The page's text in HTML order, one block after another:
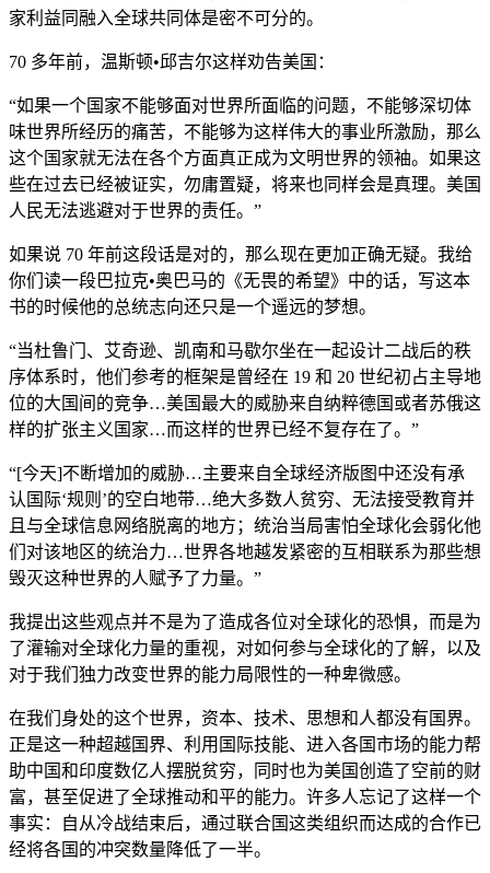
家利益同融入全球共同体是密不可分的。
70 多年前，温斯顿•邱吉尔这样劝告美国：
“如果一个国家不能够面对世界所面临的问题，不能够深切体
味世界所经历的痛苦，不能够为这样伟大的事业所激励，那么
这个国家就无法在各个方面真正成为文明世界的领袖。如果这
些在过去已经被证实，勿庸置疑，将来也同样会是真理。美国
人民无法逃避对于世界的责任。”
如果说 70 年前这段话是对的，那么现在更加正确无疑。我给
你们读一段巴拉克•奥巴马的《无畏的希望》中的话，写这本
书的时候他的总统志向还只是一个遥远的梦想。
“当杜鲁门、艾奇逊、凯南和马歇尔坐在一起设计二战后的秩
序体系时，他们参考的框架是曾经在 19 和 20 世纪初占主导地
位的大国间的竞争…美国最大的威胁来自纳粹德国或者苏俄这
样的扩张主义国家…而这样的世界已经不复存在了。”
“[今天]不断增加的威胁…主要来自全球经济版图中还没有承
认国际‘规则’的空白地带…绝大多数人贫穷、无法接受教育并
且与全球信息网络脱离的地方；统治当局害怕全球化会弱化他
们对该地区的统治力…世界各地越发紧密的互相联系为那些想
毁灭这种世界的人赋予了力量。”
我提出这些观点并不是为了造成各位对全球化的恐惧，而是为
了灌输对全球化力量的重视，对如何参与全球化的了解，以及
对于我们独力改变世界的能力局限性的一种卑微感。
在我们身处的这个世界，资本、技术、思想和人都没有国界。
正是这一种超越国界、利用国际技能、进入各国市场的能力帮
助中国和印度数亿人摆脱贫穷，同时也为美国创造了空前的财
富，甚至促进了全球推动和平的能力。许多人忘记了这样一个
事实：自从冷战结束后，通过联合国这类组织而达成的合作已
经将各国的冲突数量降低了一半。